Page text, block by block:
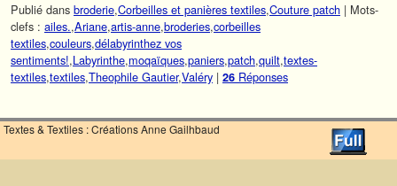
Publié dans broderie,Corbeilles et panières textiles,Couture patch | Mots-
clefs : ailes.,Ariane,artis-anne,broderies,corbeilles
textiles,couleurs,délabyrinthez vos
sentiments!,Labyrinthe,moqaïques,paniers,patch,quilt,textes-
textiles,textiles,Theophile Gautier,Valéry | 26 Réponses
Textes & Textiles : Créations Anne Gailhbaud